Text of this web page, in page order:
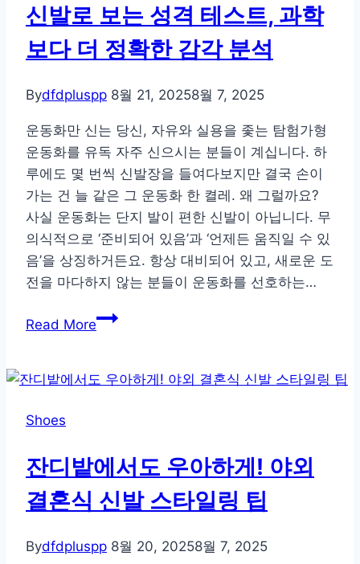
끝
따
라
기:
신
발
로
읽
는
감
정
의
신발로 보는 성격 테스트, 과학
보다 더 정확한 감각 분석
Bydfdpluspp 8월 21, 20258월 7, 2025
운동화만 신는 당신, 자유와 실용을 좇는 탐험가형
운동화를 유독 자주 신으시는 분들이 계십니다. 하
루에도 몇 번씩 신발장을 들여다보지만 결국 손이
가는 건 늘 같은 그 운동화 한 켤레. 왜 그럴까요?
사실 운동화는 단지 발이 편한 신발이 아닙니다. 무
의식적으로 ‘준비되어 있음’과 ‘언제든 움직일 수 있
음’을 상징하거든요. 항상 대비되어 있고, 새로운 도
전을 마다하지 않는 분들이 운동화를 선호하는…
Read More신
보
테
스
트,
학
Shoes
잔디밭에서도 우아하게! 야외
결혼식 신발 스타일링 팁
Bydfdpluspp 8월 20, 20258월 7, 2025